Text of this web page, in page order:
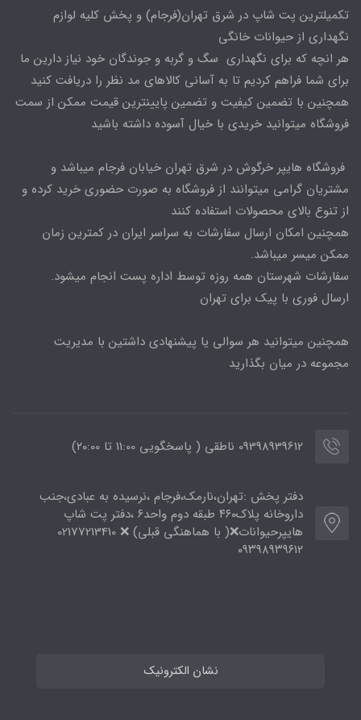
تکمیلترین پت شاپ در شرق تهران(فرجام) و پخش کلیه لوازم
نگهداری از حیوانات خانگی
هر انچه که برای نگهداری سگ و گربه و جوندگان خود نیاز دارین ما
برای شما فراهم کردیم تا به آسانی کالاهای مد نظر را دریافت کنید
همچنین با تضمین کیفیت و تضمین پایینترین قیمت ممکن از سمت
فروشگاه میتوانید خریدی با خیال آسوده داشته باشید
فروشگاه هایپر خرگوش در شرق تهران خیابان فرجام میباشد و
مشتریان گرامی میتوانند از فروشگاه به صورت حضوری خرید کرده و
از تنوع بالای محصولات استفاده کنند
همچنین امکان ارسال سفارشات به سراسر ایران در کمترین زمان
ممکن میسر میباشد.
سفارشات شهرستان همه روزه توسط اداره پست انجام میشود.
ارسال فوری با پیک برای تهران
همچنین میتوانید هر سوالی یا پیشنهادی داشتین با مدیریت
مجموعه در میان بگذارید
09398939612 ناطقی ( پاسخگویی 11:00 تا ۲۰:00)
دفتر پخش :تهران،نارمک،فرجام ،نرسیده به عبادی،جنب
داروخانه پلاک۴۶۰ طبقه دوم واحد۶ ،دفتر پت شاپ
هایپرحیوانات❌( با هماهنگی قبلی) ❌ 02177213410
۰۹۳۹۸۹۳۹۶۱۲
نشان الکترونیک